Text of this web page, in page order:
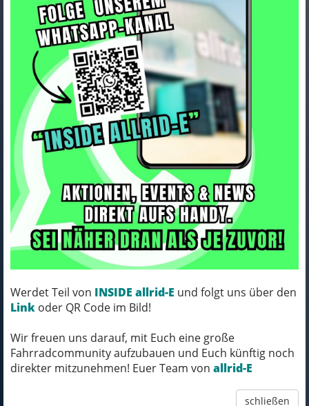
Werdet Teil von INSIDE allrid-E und folgt uns über den
Link oder QR Code im Bild!
Wir freuen uns darauf, mit Euch eine große
Fahrradcommunity aufzubauen und Euch künftig noch
direkter mitzunehmen! Euer Team von allrid-E
schließen
Trek Cage Trek Elite Ocean
Recycled Plastic Crimson
Art.Nr. 5322920
Farbe: CRIMSON/DARK RED
MICH KANNST DU BESTELLEN - MIT
ABHOLUNG IN NORTORF!
pro Stück (inkl. MwSt.)
12,99 EUR